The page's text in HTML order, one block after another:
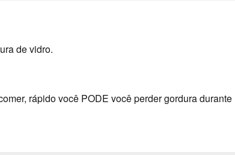
de vidro.
rápido você PODE você perder gordura durante